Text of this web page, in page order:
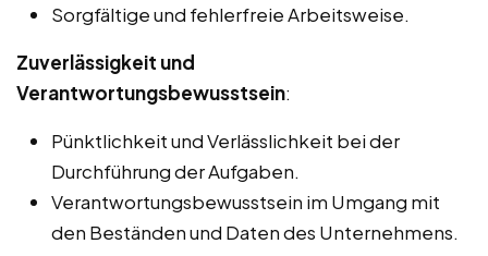
Sorgfältige und fehlerfreie Arbeitsweise.
Zuverlässigkeit und
Verantwortungsbewusstsein:
Pünktlichkeit und Verlässlichkeit bei der
Durchführung der Aufgaben.
Verantwortungsbewusstsein im Umgang mit
den Beständen und Daten des Unternehmens.